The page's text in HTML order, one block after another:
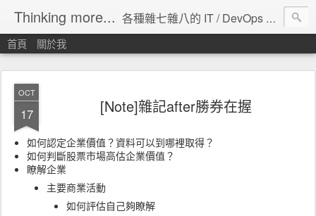
Thinking more... 各種雜七雜八的 IT / DevOps 工具 / 程式設計 / 雲端服務分享。
首頁 關於我
OCT
17 [Note]雜記after勝券在握
如何認定企業價值？資料可以到哪裡取得？
如何判斷股票市場高估企業價值？
瞭解企業
主要商業活動
如何評估自己夠瞭解